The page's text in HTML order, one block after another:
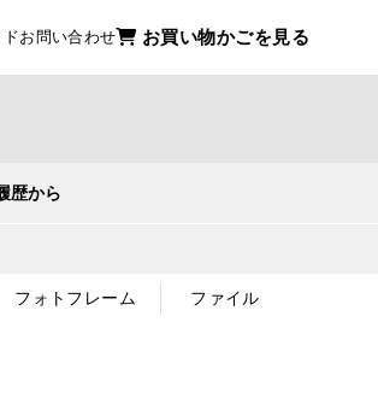
お問い合わせ お買い物かごを見る
歴から
フォトフレーム ファイル